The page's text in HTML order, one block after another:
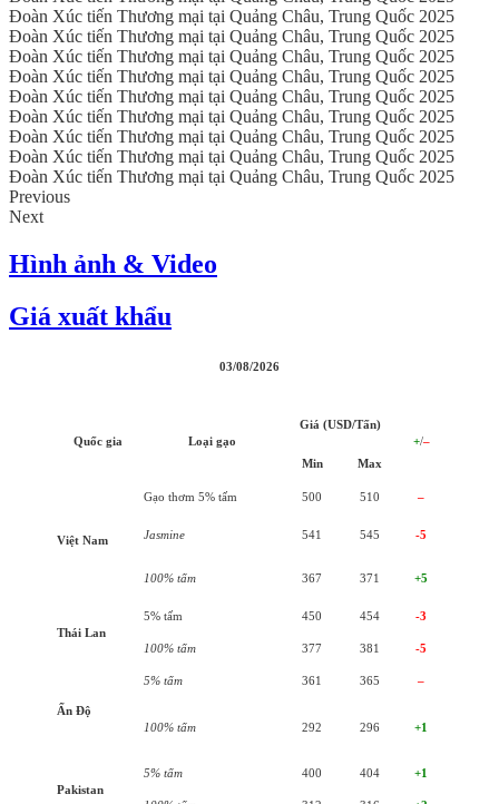
Đoàn Xúc tiến Thương mại tại Quảng Châu, Trung Quốc 2025
Đoàn Xúc tiến Thương mại tại Quảng Châu, Trung Quốc 2025
Đoàn Xúc tiến Thương mại tại Quảng Châu, Trung Quốc 2025
Đoàn Xúc tiến Thương mại tại Quảng Châu, Trung Quốc 2025
Đoàn Xúc tiến Thương mại tại Quảng Châu, Trung Quốc 2025
Đoàn Xúc tiến Thương mại tại Quảng Châu, Trung Quốc 2025
Đoàn Xúc tiến Thương mại tại Quảng Châu, Trung Quốc 2025
Đoàn Xúc tiến Thương mại tại Quảng Châu, Trung Quốc 2025
Đoàn Xúc tiến Thương mại tại Quảng Châu, Trung Quốc 2025
Previous
Next
Hình ảnh & Video
Giá xuất khẩu
03/08/2026
Quốc gia Loại gạo
Giá (USD/Tấn)
+/–
Min
Max
Việt Nam
Gạo thơm 5% tấm 500 510 –
Jasmine 541 545 -5
100% tấm 367 371 +5
Thái Lan
5% tấm 450 454 -3
100% tấm 377 381 -5
Ấn Độ
5% tấm 361 365 –
100% tấm 292 296 +1
Pakistan
5% tấm 400 404 +1